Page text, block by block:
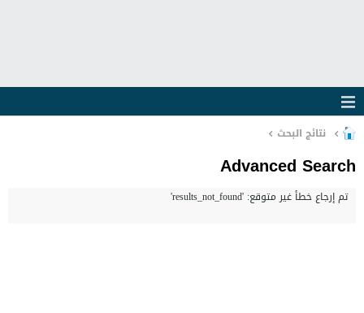
نتائج البحث
Advanced Search
تم إرجاع خطأ غير متوقع: 'results_not_found'